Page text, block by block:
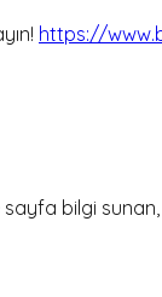
https://
bilgi